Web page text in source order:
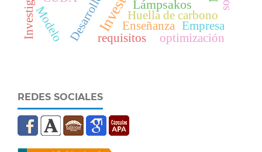
Lámpsakos
Huella de carbono
Desarrollo Enseñanza Empresa
requisitos
optimización
Modelo
REDES SOCIALES